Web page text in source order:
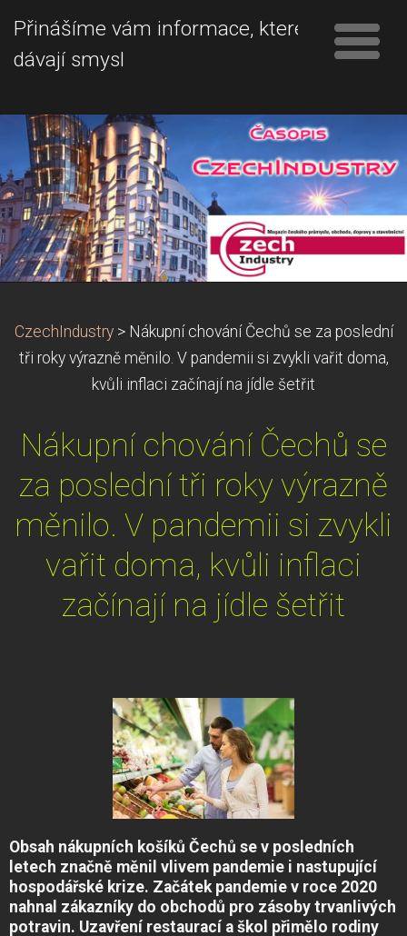
Přinášíme vám informace, které
dávají smysl
CzechIndustry > Nákupní chování Čechů se za poslední
tři roky výrazně měnilo. V pandemii si zvykli vařit doma,
kvůli inflaci začínají na jídle šetřit
Nákupní chování Čechů se
za poslední tři roky výrazně
měnilo. V pandemii si zvykli
vařit doma, kvůli inflaci
začínají na jídle šetřit
Obsah nákupních košíků Čechů se v posledních
letech značně měnil vlivem pandemie i nastupující
hospodářské krize. Začátek pandemie v roce 2020
nahnal zákazníky do obchodů pro zásoby trvanlivých
potravin. Uzavření restaurací a škol přimělo rodiny